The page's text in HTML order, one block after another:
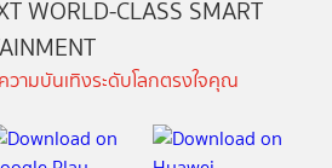
WORLD-CLASS SMART
ามบันเทิงระดับโลกตรงใจคุณ